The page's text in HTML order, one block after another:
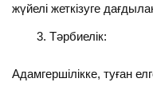
жүйелі жеткізуге
Тәрбиелік:
Адамгершілікке, туған